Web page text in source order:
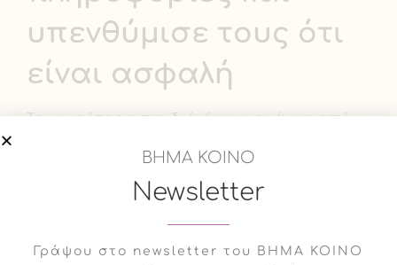
υπενθύμισε τους ότι
είναι ασφαλή
Τα μικρότερα παιδιά έχουν ανάγκη από
όπως «Οι άνθρωποι στην Ουκρανία
μαζεύουν φαγητό, βρίσκουν καταφύγια
γεγονότα θα τα επηρεάσουν. Υπενθύμισέ
ΒΗΜΑ ΚΟΙΝΟ
Newsletter
Γράψου στο newsletter του ΒΗΜΑ ΚΟΙΝΟ